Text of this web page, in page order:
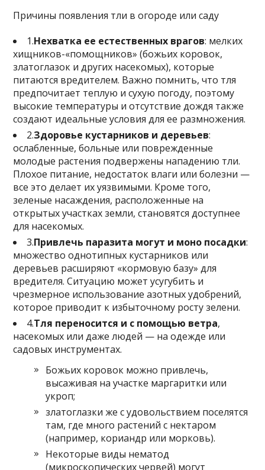
Причины появления тли в огороде или саду
1.Нехватка ее естественных врагов: мелких
хищников-«помощников» (божьих коровок,
златоглазок и других насекомых), которые
питаются вредителем. Важно помнить, что тля
предпочитает теплую и сухую погоду, поэтому
высокие температуры и отсутствие дождя также
создают идеальные условия для ее размножения.
2.Здоровье кустарников и деревьев:
ослабленные, больные или поврежденные
молодые растения подвержены нападению тли.
Плохое питание, недостаток влаги или болезни —
все это делает их уязвимыми. Кроме того,
зеленые насаждения, расположенные на
открытых участках земли, становятся доступнее
для насекомых.
3.Привлечь паразита могут и моно посадки:
множество однотипных кустарников или
деревьев расширяют «кормовую базу» для
вредителя. Ситуацию может усугубить и
чрезмерное использование азотных удобрений,
которое приводит к избыточному росту зелени.
4.Тля переносится и с помощью ветра,
насекомых или даже людей — на одежде или
садовых инструментах.
Божьих коровок можно привлечь,
высаживая на участке маргаритки или
укроп;
златоглазки же с удовольствием поселятся
там, где много растений с нектаром
(например, кориандр или морковь).
Некоторые виды нематод
(микроскопических червей) могут